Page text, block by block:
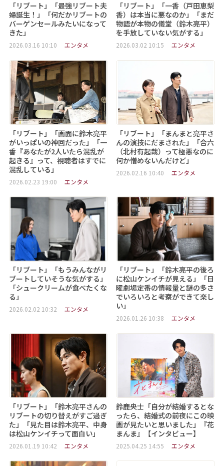
「リブート」「最強リブート夫
婦誕生！」「何だかリブートの
バーゲンセールみたいになって
きた」
2026.03.16 10:10 エンタメ
「リブート」「一香（戸田恵梨
香）は本当に悪なのか」「まだ
物語が本物の儀堂（鈴木亮平）
を手放していない気がする」
2026.03.02 10:15 エンタメ
「リブート」「画面に鈴木亮平
がいっぱいの神回だった」「一
香『あなたが2人いたら混乱が
起きる』って、視聴者はすでに
混乱している」
2026.02.23 19:00 エンタメ
「リブート」「まんまと亮平さ
んの演技にだまされた」「合六
（北村有起哉）って極悪なのに
何か憎めないんだけど」
2026.02.16 10:40 エンタメ
「リブート」「もうみんながリ
ブートしていそうな気がする」
「シュークリームが食べたくな
る」
2026.02.02 10:32 エンタメ
「リブート」「鈴木亮平の後ろ
に松山ケンイチが見える」「日
曜劇場定番の情報量と謎の多さ
でいろいろと考察ができて楽し
い」
2026.01.26 10:38 エンタメ
「リブート」「鈴木亮平さんの
リブートの切り替えがすご過ぎ
た」「見た目は鈴木亮平、中身
は松山ケンイチって面白い」
2026.01.19 10:42 エンタメ
鈴鹿央士「自分が結婚するとな
ったら、結婚式の前夜にこの映
画が見たいと思いました」『花
まんま』【インタビュー】
2025.04.25 14:55 エンタメ